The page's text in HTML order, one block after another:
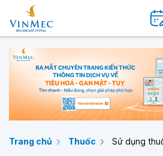
Trang chủ Thuốc Sử dụng